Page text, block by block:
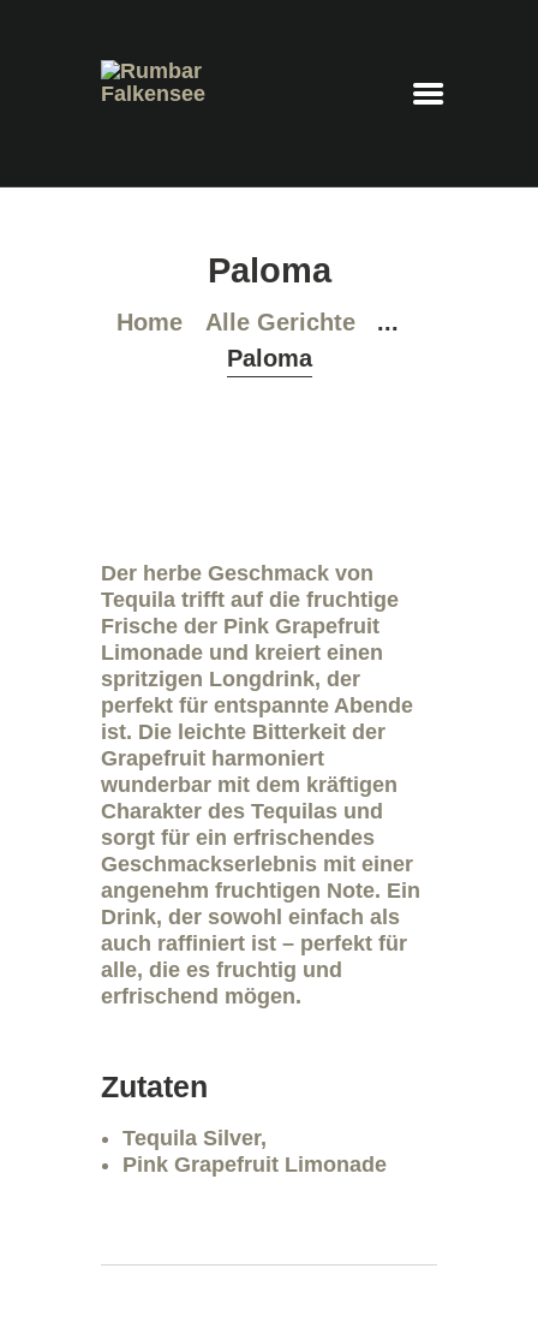
Paloma
Home Alle Gerichte
...
Paloma
Rumbar Falkensee
COCKTAILKARTE
DATENSCHUTZ
Der herbe Geschmack von
Tequila trifft auf die fruchtige
Frische der Pink Grapefruit
Limonade und kreiert einen
spritzigen Longdrink, der
perfekt für entspannte Abende
ist. Die leichte Bitterkeit der
Grapefruit harmoniert
wunderbar mit dem kräftigen
Charakter des Tequilas und
sorgt für ein erfrischendes
Geschmackserlebnis mit einer
angenehm fruchtigen Note. Ein
Drink, der sowohl einfach als
auch raffiniert ist – perfekt für
alle, die es fruchtig und
erfrischend mögen.
Zutaten
Tequila Silver,
Pink Grapefruit Limonade